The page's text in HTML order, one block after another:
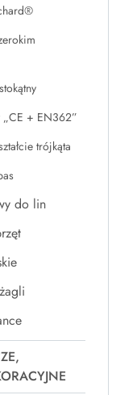
„CE + EN362”
trójkąta
do lin